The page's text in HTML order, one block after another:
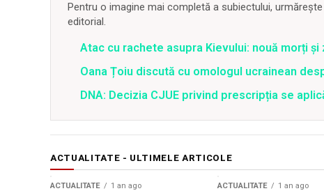
Pentru o imagine mai completă a subiectului,
editorial.
Atac cu rachete asupra Kievului: nouă morți
Oana Țoiu discută cu omologul ucrainean
DNA: Decizia CJUE privind prescripția se
ACTUALITATE - ULTIMELE ARTICOLE
ACTUALITATE 1 an ago ACTUALITATE 1 an ago